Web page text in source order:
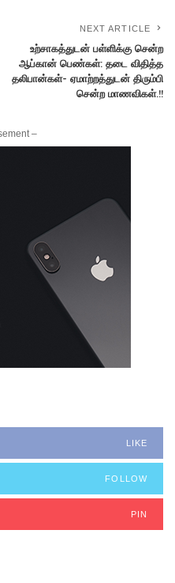
NEXT ARTICLE
உற்சாகத்துடன் பள்ளிக்கு சென்ற
ஆப்கான் பெண்கள்: தடை விதித்த
தலிபான்கள்- ஏமாற்றத்துடன் திரும்பி
சென்ற மாணவிகள்.!!
–
LIKE
FOLLOW
PIN